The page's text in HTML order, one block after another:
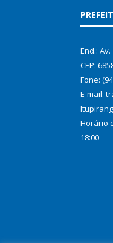
End.:
CEP:
Fone:
E-mail:
Horário
18:00